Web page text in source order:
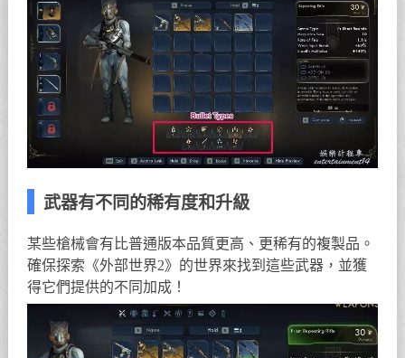
武器有不同的稀有度和升級
某些槍械會有比普通版本品質更高、更稀有的複製品。
確保探索《外部世界2》的世界來找到這些武器，並獲
得它們提供的不同加成！